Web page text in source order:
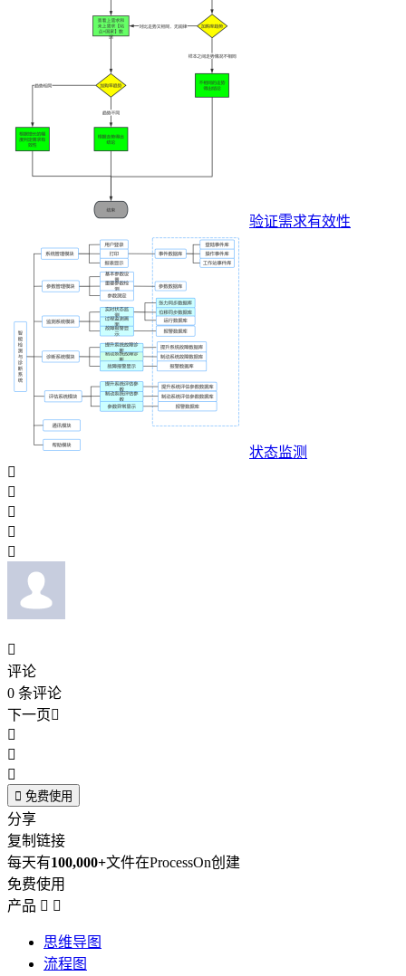
验证需求有效性
状态监测






评论
0 条评论
下一页



 免费使用
分享
复制链接
每天有100,000+文件在ProcessOn创建
免费使用
产品  
思维导图
流程图